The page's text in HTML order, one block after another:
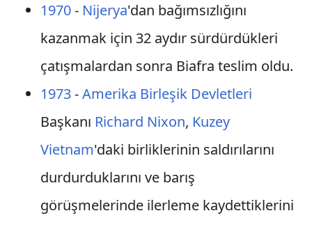
1970- Nijerya'dan bağımsızlığını
kazanmak için 32 aydır sürdürdükleri
çatışmalardan sonra Biafra teslim oldu.
1973-Amerika Birleşik Devletleri
Başkanı Richard Nixon, Kuzey
Vietnam'daki birliklerinin saldırılarını
durdurduklarını ve barış
görüşmelerinde ilerleme kaydettiklerini